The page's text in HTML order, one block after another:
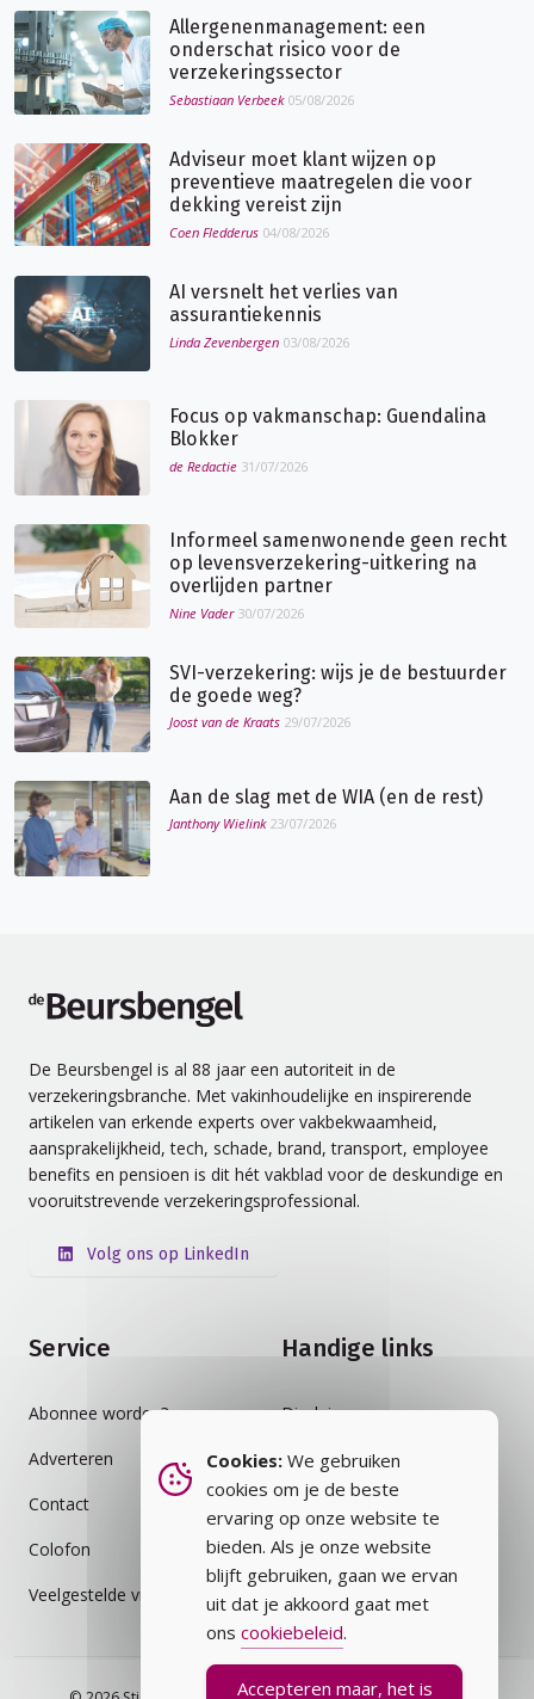
Allergenenmanagement: een
onderschat risico voor de
verzekeringssector
Sebastiaan Verbeek 05/08/2026
Adviseur moet klant wijzen op
preventieve maatregelen die voor
dekking vereist zijn
Coen Fledderus 04/08/2026
AI versnelt het verlies van
assurantiekennis
Linda Zevenbergen 03/08/2026
Focus op vakmanschap: Guendalina
Blokker
de Redactie 31/07/2026
Informeel samenwonende geen recht
op levensverzekering-uitkering na
overlijden partner
Nine Vader 30/07/2026
SVI-verzekering: wijs je de bestuurder
de goede weg?
Joost van de Kraats 29/07/2026
Aan de slag met de WIA (en de rest)
Janthony Wielink 23/07/2026
De Beursbengel is al 88 jaar een autoriteit in de
verzekeringsbranche. Met vakinhoudelijke en inspirerende
artikelen van erkende experts over vakbekwaamheid,
aansprakelijkheid, tech, schade, brand, transport, employee
benefits en pensioen is dit hét vakblad voor de deskundige en
vooruitstrevende verzekeringsprofessional.
Volg ons op LinkedIn
Service
Abonnee worden?
Adverteren
Contact
Colofon
Veelgestelde vragen
Handige links
Disclaimer
Auteursrecht
Cookiebeleid
Privacybeleid
Vakblad
Cookies: We gebruiken
cookies om je de beste
ervaring op onze website te
bieden. Als je onze website
blijft gebruiken, gaan we ervan
uit dat je akkoord gaat met
ons cookiebeleid.
Accepteren maar, het is